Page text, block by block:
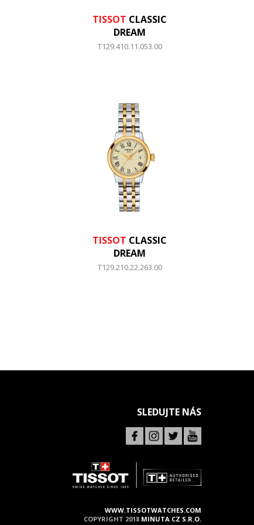
TISSOT CLASSIC
DREAM
T129.410.11.053.00
TISSOT CLASSIC
DREAM
T129.210.22.263.00
SLEDUJTE NÁS
WWW.TISSOTWATCHES.COM
COPYRIGHT 2018 MINUTA CZ S.R.O.